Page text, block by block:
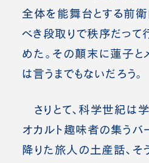
全体を能舞台とする前
べき段取りで秩序だって
めた。その顛末に蓮子と
は言うまでもないだろう。
さりとて、科学世紀は
オカルト趣味者の集うバ
降りた旅人の土産話、そ